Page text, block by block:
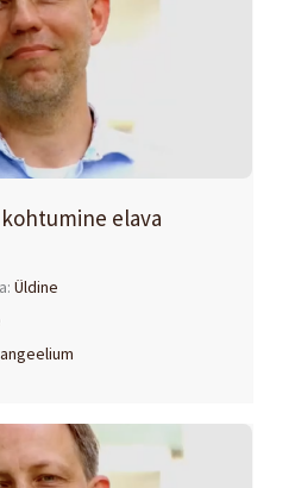
elava
Üldine